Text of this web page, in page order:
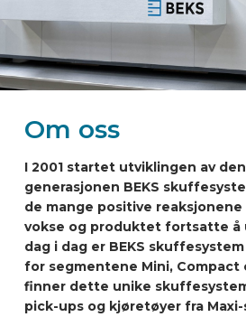
the
navigation
OM OSS
SKREDDERSYDD
SEKTORER
BILMERKER
Om oss
I 2001 startet utviklingen av
generasjonen BEKS
de mange positive
vokse og produktet fortsatte å
dag i dag er BEKS
for segmentene Mini, Compact
finner dette unike
pick-ups og kjøretøyer fra